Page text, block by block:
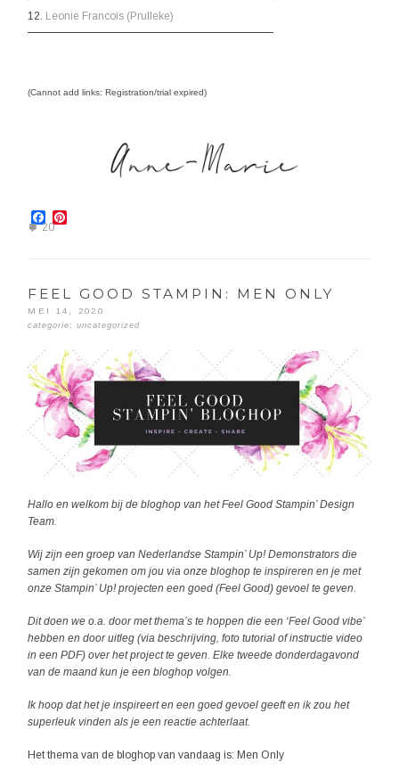
12. Leonie Francois (Prulleke)
(Cannot add links: Registration/trial expired)
Facebook
20
FEEL GOOD STAMPIN: MEN ONLY
MEI 14, 2020
categorie:uncategorized
Hallo en welkom bij de bloghop van het Feel Good Stampin’ Design
Team.
Wij zijn een groep van Nederlandse Stampin’ Up! Demonstrators die
samen zijn gekomen om jou via onze bloghop te inspireren en je met
onze Stampin’ Up! projecten een goed (Feel Good) gevoel te geven.
Dit doen we o.a. door met thema’s te hoppen die een ‘Feel Good vibe’
hebben en door uitleg (via beschrijving, foto tutorial of instructie video
in een PDF) over het project te geven. Elke tweede donderdagavond
van de maand kun je een bloghop volgen.
Ik hoop dat het je inspireert en een goed gevoel geeft en ik zou het
superleuk vinden als je een reactie achterlaat.
Het thema van de bloghop van vandaag is: Men Only